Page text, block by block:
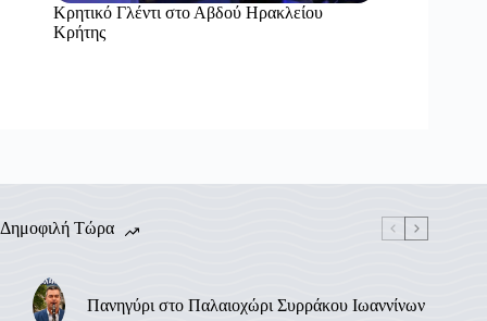
Κρητικό Γλέντι στο Αβδού Ηρακλείου
Κρήτης
Δημοφιλή Τώρα
Πανηγύρι στο Παλαιοχώρι Συρράκου Ιωαννίνων